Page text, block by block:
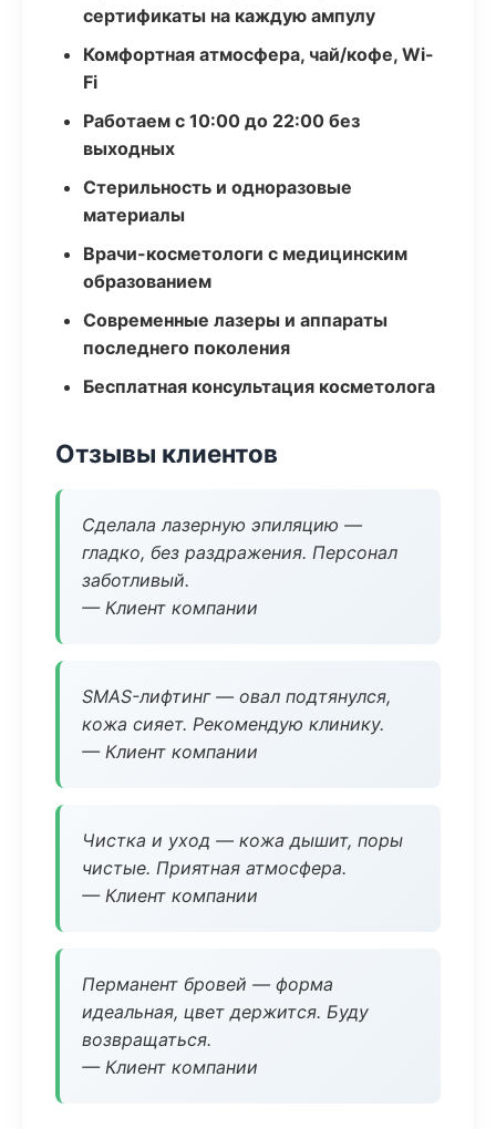
сертификаты на каждую ампулу
Комфортная атмосфера, чай/кофе, Wi-
Fi
Работаем с 10:00 до 22:00 без
выходных
Стерильность и одноразовые
материалы
Врачи-косметологи с медицинским
образованием
Современные лазеры и аппараты
последнего поколения
Бесплатная консультация косметолога
Отзывы клиентов
Сделала лазерную эпиляцию —
гладко, без раздражения. Персонал
заботливый.
— Клиент компании
SMAS-лифтинг — овал подтянулся,
кожа сияет. Рекомендую клинику.
— Клиент компании
Чистка и уход — кожа дышит, поры
чистые. Приятная атмосфера.
— Клиент компании
Перманент бровей — форма
идеальная, цвет держится. Буду
возвращаться.
— Клиент компании